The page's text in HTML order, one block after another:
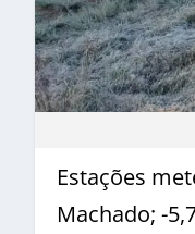
Estações
Machado; -